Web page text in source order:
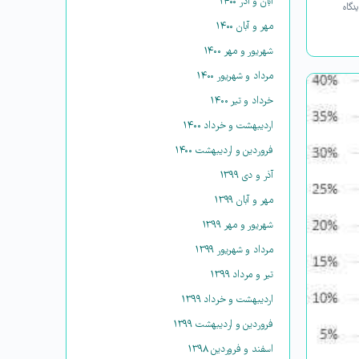
مهر و آبان ۱۴۰۰
شهریور و مهر ۱۴۰۰
مرداد و شهریور ۱۴۰۰
خرداد و تیر ۱۴۰۰
اردیبهشت و خرداد ۱۴۰۰
فروردین و اردیبهشت ۱۴۰۰
آذر و دی ۱۳۹۹
مهر و آبان ۱۳۹۹
شهریور و مهر ۱۳۹۹
مرداد و شهریور ۱۳۹۹
تیر و مرداد ۱۳۹۹
اردیبهشت و خرداد ۱۳۹۹
فروردین و اردیبهشت ۱۳۹۹
اسفند و فروردین ۱۳۹۸